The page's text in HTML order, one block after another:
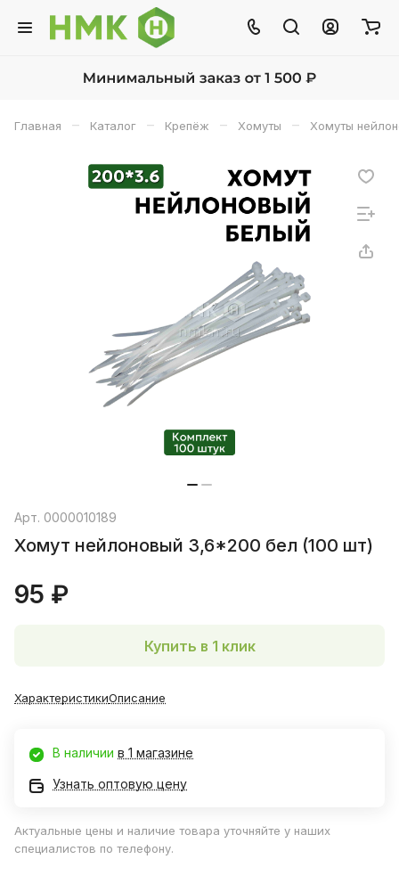
Главная – Каталог – Крепёж – Хомуты – Хомуты
Арт. 0000010189
Хомут нейлоновый 3,6*200 бел (100 шт)
95 ₽
Купить в 1 клик
ХарактеристикиОписание
В наличии в 1 магазине
Узнать оптовую цену
Актуальные цены и наличие товара уточняйте у наших
специалистов по телефону.